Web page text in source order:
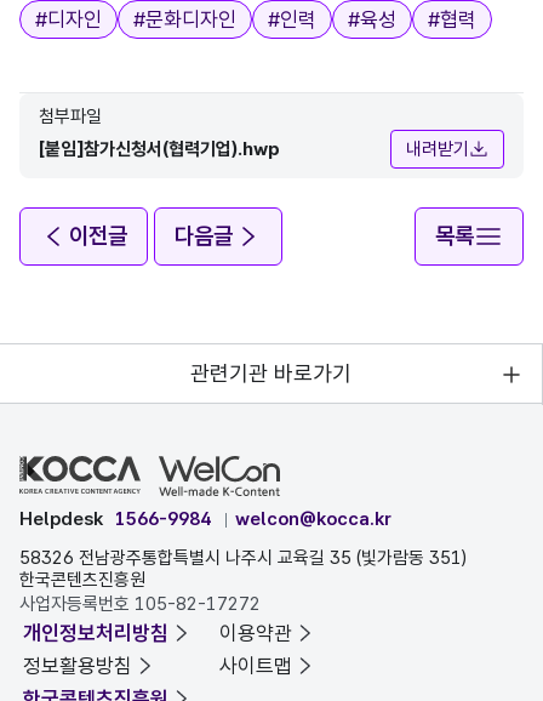
태그
#디자인 #문화디자인 #인력 #육성 #협력
첨부파일
[붙임]참가신청서(협력기업).hwp
내려받기
이전글 다음글 목록
관련기관 바로가기
Helpdesk 1566-9984
welcon@kocca.kr
58326 전남광주통합특별시 나주시 교육길 35 (빛가람동 351)
한국콘텐츠진흥원
사업자등록번호 105-82-17272
개인정보처리방침
이용약관
정보활용방침
사이트맵